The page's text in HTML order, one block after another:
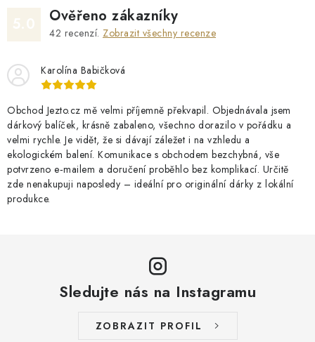
Ověřeno zákazníky
42 recenzí. Zobrazit všechny recenze
Karolína Babičková
Obchod Jezto.cz mě velmi příjemně překvapil. Objednávala jsem
dárkový balíček, krásně zabaleno, všechno dorazilo v pořádku a
velmi rychle. Je vidět, že si dávají záležet i na vzhledu a
ekologickém balení. Komunikace s obchodem bezchybná, vše
potvrzeno e‑mailem a doručení proběhlo bez komplikací. Určitě
zde nenakupuji naposledy – ideální pro originální dárky z lokální
produkce.
Sledujte nás na Instagramu
ZOBRAZIT PROFIL